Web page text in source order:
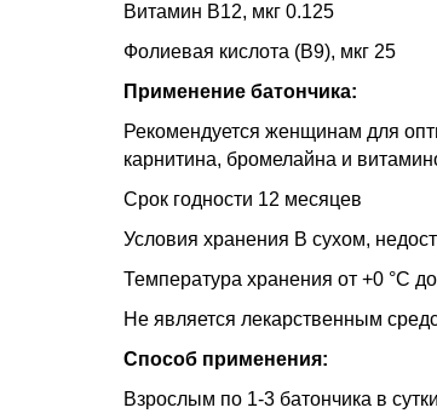
Витамин B12, мкг 0.125
Фолиевая кислота (B9), мкг 25
Применение батончика:
Рекомендуется женщинам для
карнитина, бромелайна и
Срок годности 12 месяцев
Условия хранения В сухом,
Температура хранения от +0 °С
Не является лекарственным
Способ применения:
Взрослым по 1-3 батончика в